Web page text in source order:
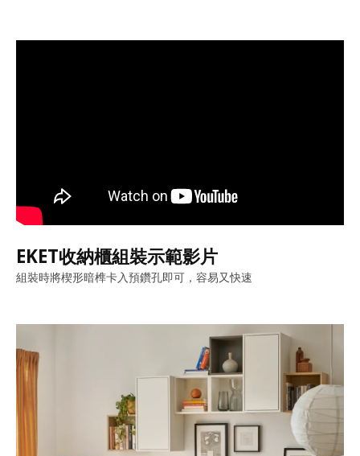
EKET收納櫃組裝示範影片
組裝時將楔形暗榫卡入預鑽孔即可，容易又快速